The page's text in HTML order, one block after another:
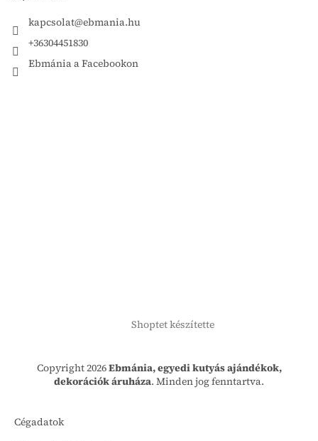
kapcsolat@ebmania.hu
+36304451830
Ebmánia a Facebookon
Shoptet készítette
Copyright 2026Ebmánia, egyedi kutyás ajándékok,
dekorációk áruháza. Minden jog fenntartva.
Cégadatok